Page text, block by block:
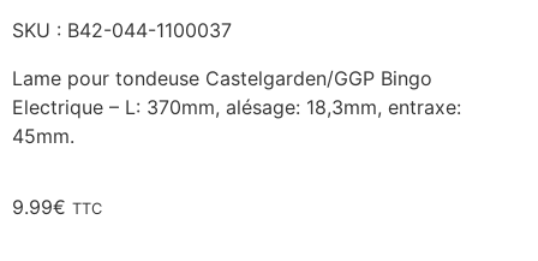
SKU : B42-044-1100037
Lame pour tondeuse Castelgarden/GGP Bingo
Electrique – L: 370mm, alésage: 18,3mm, entraxe:
45mm.
9.99€ TTC